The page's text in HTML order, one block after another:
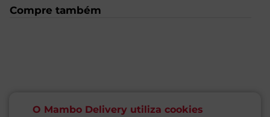
O Mambo Delivery utiliza cookies
Compre também